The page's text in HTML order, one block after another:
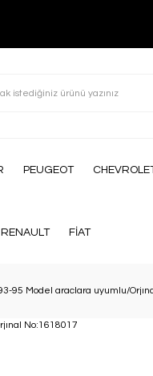
PEUGEOT
RENAULT FİAT
95 Model araclara uyumlu/